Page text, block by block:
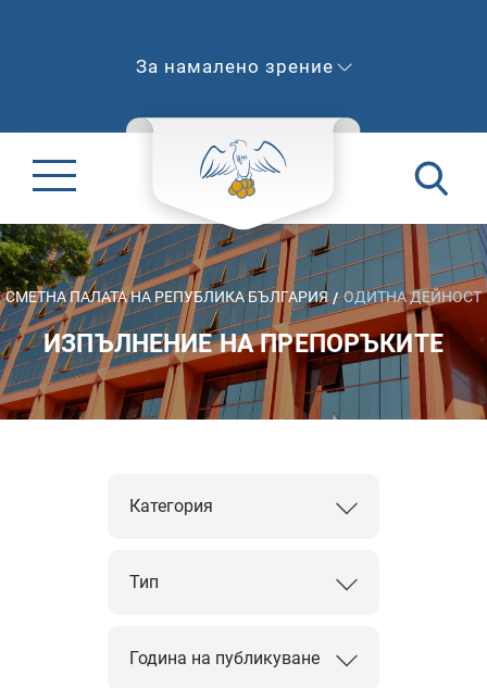
За намалено зрение
СМЕТНА ПАЛАТА НА РЕПУБЛИКА БЪЛГАРИЯ ОДИТНА ДЕЙНОСТ
ИЗПЪЛНЕНИЕ НА ПРЕПОРЪКИТЕ
Категория
Тип
Година на публикуване